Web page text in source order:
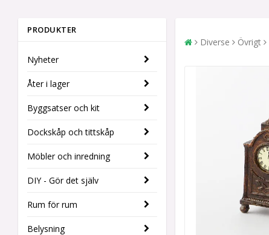
PRODUKTER
Nyheter
Åter i lager
Byggsatser och kit
Dockskåp och tittskåp
Möbler och inredning
DIY - Gör det själv
Rum för rum
Belysning
Diverse Övrigt